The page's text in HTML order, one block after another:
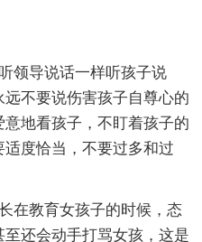
导说话一样听孩子说
不要说伤害孩子自尊心的
地看孩子，不盯着孩子的
度恰当，不要过多和过
教育女孩子的时候，态
还会动手打骂女孩，这是